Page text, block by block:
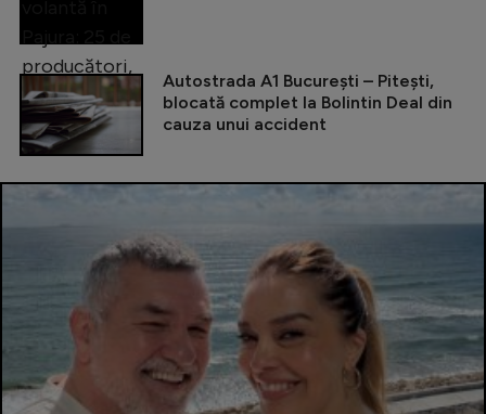
Autostrada A1 București – Pitești,
blocată complet la Bolintin Deal din
cauza unui accident